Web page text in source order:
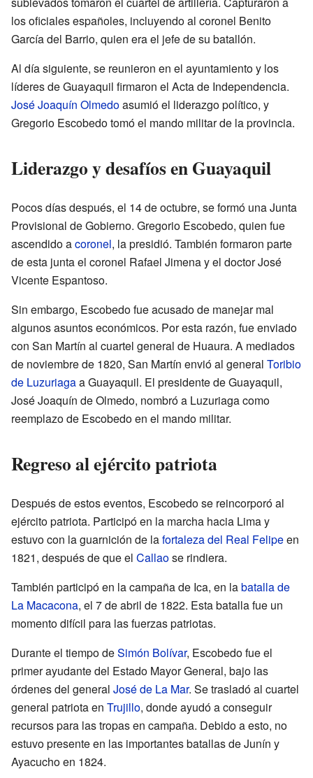
los oficiales españoles, incluyendo al coronel Benito
García del Barrio, quien era el jefe de su batallón.
Al día siguiente, se reunieron en el ayuntamiento y los
líderes de Guayaquil firmaron el Acta de Independencia.
José Joaquín Olmedoasumió el liderazgo político, y
Gregorio Escobedo tomó el mando militar de la provincia.
Liderazgo y desafíos en Guayaquil
Pocos días después, el 14 de octubre, se formó una Junta
Provisional de Gobierno. Gregorio Escobedo, quien fue
ascendido acoronel, la presidió. También formaron parte
de esta junta el coronel Rafael Jimena y el doctor José
Vicente Espantoso.
Sin embargo, Escobedo fue acusado de manejar mal
algunos asuntos económicos. Por esta razón, fue enviado
con San Martín al cuartel general de Huaura. A mediados
de noviembre de 1820, San Martín envió al general Toribio
de Luzuriagaa Guayaquil. El presidente de Guayaquil,
José Joaquín de Olmedo, nombró a Luzuriaga como
reemplazo de Escobedo en el mando militar.
Regreso al ejército patriota
Después de estos eventos, Escobedo se reincorporó al
ejército patriota. Participó en la marcha hacia Lima y
estuvo con la guarnición de lafortaleza del Real Felipeen
1821, después de que el Callaose rindiera.
También participó en la campaña de Ica, en labatalla de
La Macacona, el 7 de abril de 1822. Esta batalla fue un
momento difícil para las fuerzas patriotas.
Durante el tiempo deSimón Bolívar, Escobedo fue el
primer ayudante del Estado Mayor General, bajo las
órdenes del general José de La Mar. Se trasladó al cuartel
general patriota en Trujillo, donde ayudó a conseguir
recursos para las tropas en campaña. Debido a esto, no
estuvo presente en las importantes batallas de Junín y
Ayacucho en 1824.